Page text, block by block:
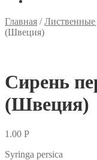
Главная /Лиственные
(Швеция)
Сирень
(Швеция)
1.00 Р
Syringa persica